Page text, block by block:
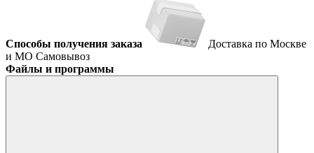
Способы получения заказа
Доставка по Москве
и МО Самовывоз
Файлы и программы